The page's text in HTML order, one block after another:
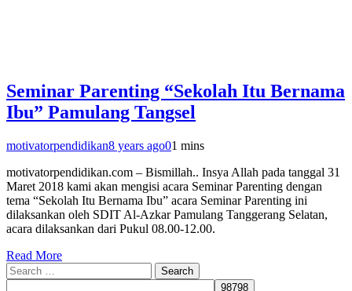
Seminar Parenting “Sekolah Itu Bernama
Ibu” Pamulang Tangsel
motivatorpendidikan8 years ago01 mins
motivatorpendidikan.com – Bismillah.. Insya Allah pada tanggal 31
Maret 2018 kami akan mengisi acara Seminar Parenting dengan
tema “Sekolah Itu Bernama Ibu” acara Seminar Parenting ini
dilaksankan oleh SDIT Al-Azkar Pamulang Tanggerang Selatan,
acara dilaksankan dari Pukul 08.00-12.00.
Read More
Search
for: